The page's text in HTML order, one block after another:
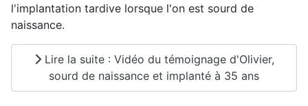
l'implantation tardive lorsque l'on est sourd de
naissance.
Lire la suite : Vidéo du témoignage d'Olivier,
sourd de naissance et implanté à 35 ans